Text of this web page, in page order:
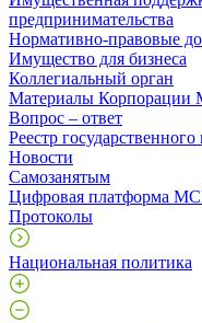
предпринимательства
Нормативно-правовые
Имущество для бизнеса
Коллегиальный орган
Материалы
Вопрос – ответ
Реестр
Новости
Самозанятым
Цифровая платформа
Протоколы
Национальная политика